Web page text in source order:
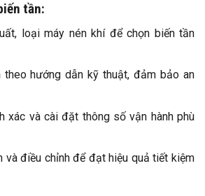
tần:
loại máy nén khí để chọn biến tần
theo hướng dẫn kỹ thuật, đảm bảo an
xác và cài đặt thông số vận hành phù
và điều chỉnh để đạt hiệu quả tiết kiệm